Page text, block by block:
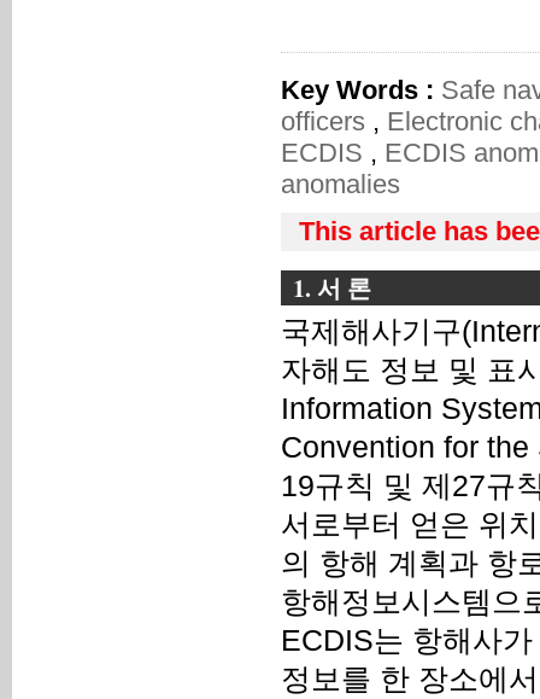
Key Words : Safe
officers , Electronic
ECDIS , ECDIS
anomalies
This article has
1. 서 론
국제해사기구
자해도 정보 및 표
Information
Convention for
19규칙 및 제27규
서로부터 얻은 위
의 항해 계획과 항
항해정보시스템으
ECDIS는 항해사
정보를 한 장소에